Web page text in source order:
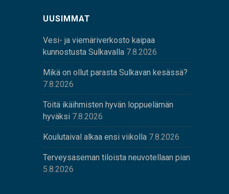
UUSIMMAT
Vesi- ja viemäriverkosto kaipaa
kunnostusta Sulkavalla 7.8.2026
Mikä on ollut parasta Sulkavan kesässä?
7.8.2026
Töitä ikäihmisten hyvän loppuelämän
hyväksi 7.8.2026
Koulutaival alkaa ensi viikolla 7.8.2026
Terveysaseman tiloista neuvotellaan pian
5.8.2026